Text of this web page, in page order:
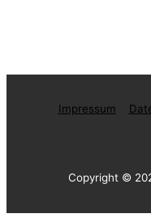
Impressum
Copyright ©